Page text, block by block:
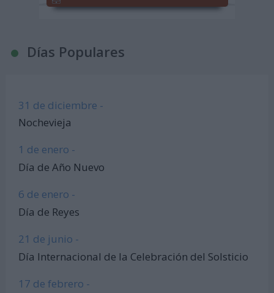
Días Populares
31 de diciembre -
Nochevieja
1 de enero -
Día de Año Nuevo
6 de enero -
Día de Reyes
21 de junio -
Día Internacional de la Celebración del Solsticio
17 de febrero -